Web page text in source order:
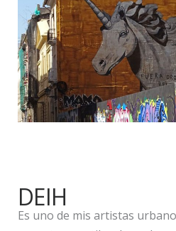
DEIH
Es uno de mis artistas